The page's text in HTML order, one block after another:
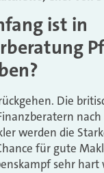
ist in
Die
werden die
für gute
sehr